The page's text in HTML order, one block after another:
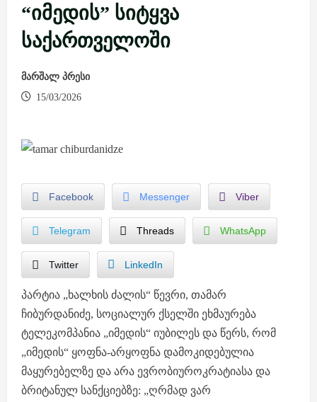
“იმედის” სიტყვა
საქართველოში
მარშალ პრესი
15/03/2026
Facebook Messenger Viber
Telegram Threads WhatsApp
Twitter LinkedIn
პარტია „ხალხის ძალის“ წევრი, თამარ
ჩიბურდანიძე, სოციალურ ქსელში ეხმაურება
ტელეკომპანია „იმედის“ იუბილეს და წერს, რომ
„იმედის“ ყოფნა-არყოფნა დამოკიდებულია
მაყურებელზე და არა ევრობიუროკრატიასა და
ბრიტანულ სანქციებზე: „ღრმად ვარ